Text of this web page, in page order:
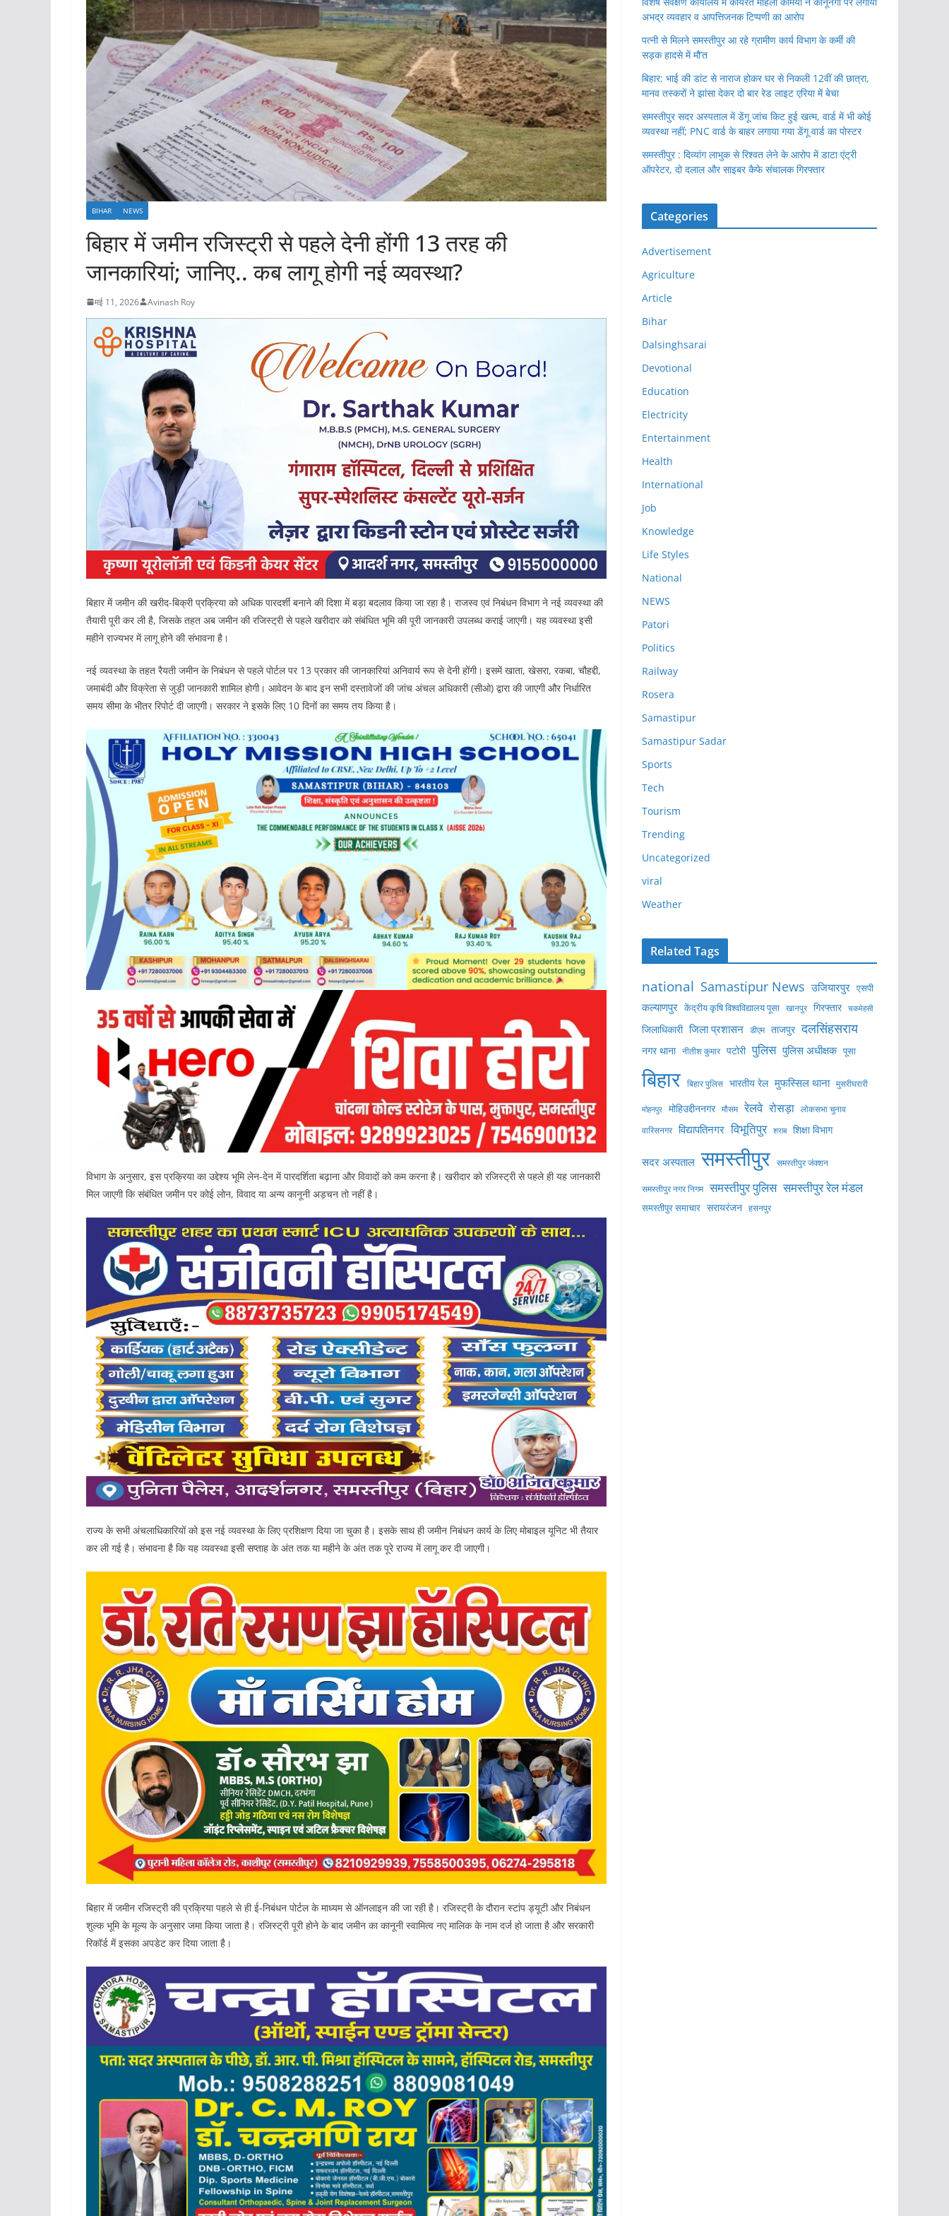
BIHAR NEWS
बिहार में जमीन रजिस्ट्री से पहले देनी होंगी 13 तरह की
जानकारियां; जानिए.. कब लागू होगी नई व्यवस्था?
मई 11, 2026 Avinash Roy
बिहार में जमीन की खरीद-बिक्री प्रक्रिया को अधिक पारदर्शी बनाने की दिशा में बड़ा बदलाव किया जा रहा है। राजस्व एवं निबंधन विभाग ने नई व्यवस्था की
तैयारी पूरी कर ली है, जिसके तहत अब जमीन की रजिस्ट्री से पहले खरीदार को संबंधित भूमि की पूरी जानकारी उपलब्ध कराई जाएगी। यह व्यवस्था इसी
महीने राज्यभर में लागू होने की संभावना है।
नई व्यवस्था के तहत रैयती जमीन के निबंधन से पहले पोर्टल पर 13 प्रकार की जानकारियां अनिवार्य रूप से देनी होंगी। इसमें खाता, खेसरा, रकबा, चौहद्दी,
जमाबंदी और विक्रेता से जुड़ी जानकारी शामिल होगी। आवेदन के बाद इन सभी दस्तावेजों की जांच अंचल अधिकारी (सीओ) द्वारा की जाएगी और निर्धारित
समय सीमा के भीतर रिपोर्ट दी जाएगी। सरकार ने इसके लिए 10 दिनों का समय तय किया है।
विभाग के अनुसार, इस प्रक्रिया का उद्देश्य भूमि लेन-देन में पारदर्शिता बढ़ाना और विवादों को कम करना है। खरीदार को रजिस्ट्री से पहले ही यह जानकारी
मिल जाएगी कि संबंधित जमीन पर कोई लोन, विवाद या अन्य कानूनी अड़चन तो नहीं है।
राज्य के सभी अंचलाधिकारियों को इस नई व्यवस्था के लिए प्रशिक्षण दिया जा चुका है। इसके साथ ही जमीन निबंधन कार्य के लिए मोबाइल यूनिट भी तैयार
कर ली गई है। संभावना है कि यह व्यवस्था इसी सप्ताह के अंत तक या महीने के अंत तक पूरे राज्य में लागू कर दी जाएगी।
बिहार में जमीन रजिस्ट्री की प्रक्रिया पहले से ही ई-निबंधन पोर्टल के माध्यम से ऑनलाइन की जा रही है। रजिस्ट्री के दौरान स्टांप ड्यूटी और निबंधन
शुल्क भूमि के मूल्य के अनुसार जमा किया जाता है। रजिस्ट्री पूरी होने के बाद जमीन का कानूनी स्वामित्व नए मालिक के नाम दर्ज हो जाता है और सरकारी
रिकॉर्ड में इसका अपडेट कर दिया जाता है।
अभद्र व्यवहार व आपत्तिजनक टिप्पणी का आरोप
पत्नी से मिलने समस्तीपुर आ रहे ग्रामीण कार्य विभाग के कर्मी की
सड़क हादसे में मौ’त
बिहार: भाई की डांट से नाराज होकर घर से निकली 12वीं की छात्रा,
मानव तस्करों ने झांसा देकर दो बार रेड लाइट एरिया में बेचा
समस्तीपुर सदर अस्पताल में डेंगू जांच किट हुई खत्म, वार्ड में भी कोई
व्यवस्था नहीं; PNC वार्ड के बाहर लगाया गया डेंगू वार्ड का पोस्टर
समस्तीपुर : दिव्यांग लाभुक से रिश्वत लेने के आरोप में डाटा एंट्री
ऑपरेटर, दो दलाल और साइबर कैफे संचालक गिरफ्तार
Categories
Advertisement
Agriculture
Article
Bihar
Dalsinghsarai
Devotional
Education
Electricity
Entertainment
Health
International
Job
Knowledge
Life Styles
National
NEWS
Patori
Politics
Railway
Rosera
Samastipur
Samastipur Sadar
Sports
Tech
Tourism
Trending
Uncategorized
viral
Weather
Related Tags
national Samastipur News उजियारपुर एसपी
कल्याणपुर केंद्रीय कृषि विश्वविद्यालय पूसा खानपुर गिरफ्तार चकमेहसी
जिलाधिकारी जिला प्रशासन डीएम ताजपुर दलसिंहसराय
नगर थाना नीतीश कुमार पटोरी पुलिस पुलिस अधीक्षक पूसा
बिहार बिहार पुलिस भारतीय रेल मुफस्सिल थाना मुसरीघरारी
मोहनपुर मोहिउद्दीननगर मौसम रेलवे रोसड़ा लोकसभा चुनाव
वारिसनगर विद्यापतिनगर विभूतिपुर शराब शिक्षा विभाग
सदर अस्पताल समस्तीपुर समस्तीपुर जंक्शन
समस्तीपुर नगर निगम समस्तीपुर पुलिस समस्तीपुर रेल मंडल
समस्तीपुर समाचार सरायरंजन हसनपुर